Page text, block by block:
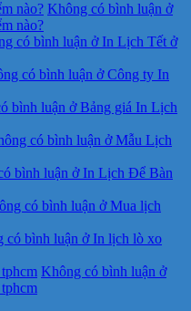
nào? Không có bình luận ở
nào?
có bình luận ở In Lịch Tết ở
có bình luận ở Công ty In
bình luận ở Bảng giá In Lịch
có bình luận ở Mẫu Lịch
bình luận ở In Lịch Để Bàn
có bình luận ở Mua lịch
có bình luận ở In lịch lò xo
Không có bình luận ở